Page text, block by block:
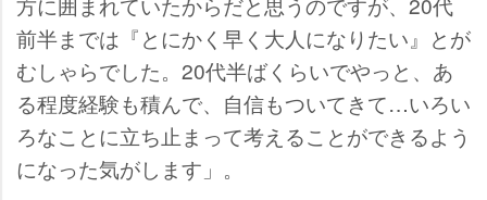
前半までは『とにかく早く大人になりたい』とが
むしゃらでした。20代半ばくらいでやっと、あ
る程度経験も積んで、自信もついてきて…いろい
ろなことに立ち止まって考えることができるよう
になった気がします」。